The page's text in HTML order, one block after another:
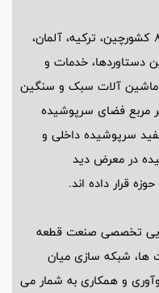
بیش از 700 شرکت داخلی و خارجی از 8 کشورچین، ترکیه، آلمان،
دستاوردها، خدمات و
ماشین آلات سبک و سنگین
خرداد ماه در 73 هزار متر مربع فضای سرپوشیده
فضای مفید سرپوشیده داخلی و
در معرض دید
قرار داده اند.
تخصصی صنعت قطعه
ها، شبکه سازی میان
و همکاری به شمار می